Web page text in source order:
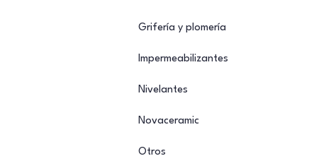
Grifería y plomería
Impermeabilizantes
Nivelantes
Novaceramic
Otros